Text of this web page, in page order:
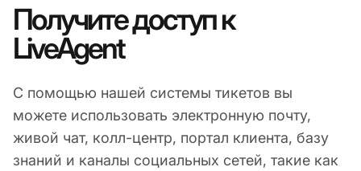
Получите доступ к
LiveAgent
С помощью нашей системы тикетов вы
можете использовать электронную почту,
живой чат, колл-центр, портал клиента, базу
знаний и каналы социальных сетей, такие как